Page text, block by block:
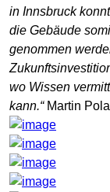
in Innsbruck
die Gebäude
genommen
wo Wissen
kann.“Martin